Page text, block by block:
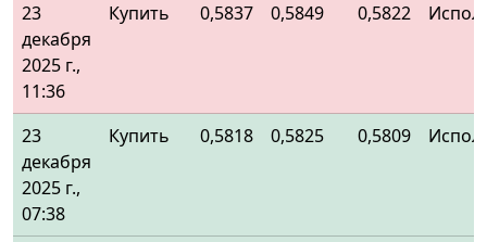
23
декабря
2025 г.,
11:36
Купить 0,5837 0,5849 0,5822
23
декабря
2025 г.,
07:38
Купить 0,5818 0,5825 0,5809